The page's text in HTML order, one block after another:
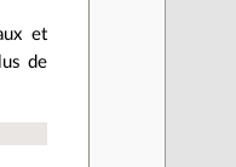
et
de